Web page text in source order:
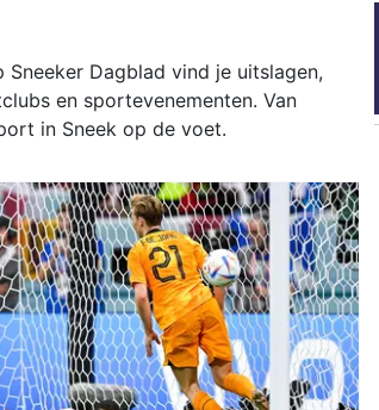
Dagblad vind je uitslagen,
en sportevenementen. Van
in Sneek op de voet.
en schaatsen op de Friese meren —
Blijf op de hoogte van alle